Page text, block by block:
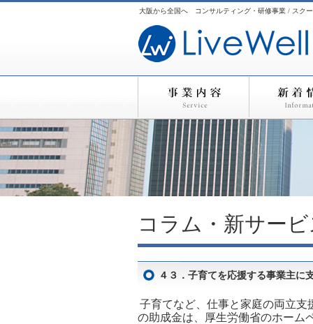
大阪から全国へ コンサルティング・研修事業 / スク
コラム・新サー
４３．子育てを応援する事業主に
子育てなど、仕事と家庭の両立
の助成金は、厚生労働省のホーム